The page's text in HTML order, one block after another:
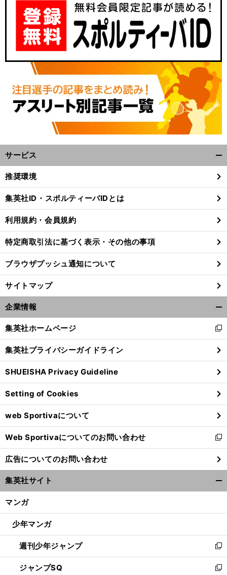
？へ
サービス
閉
る
推奨環境
集英社ID・スポルティーバIDとは
利用規約・会員規約
特定商取引法に基づく表示・その他の事項
ブラウザプッシュ通知について
サイトマップ
企業情報
閉
る
集英社ホームページ
新
し
い
ウ
ィ
ン
ド
ウ
で
開
く
集英社プライバシーガイドライン
SHUEISHA Privacy Guideline
Setting of Cookies
web Sportivaについて
Web Sportivaについてのお問い合わせ
新
し
い
ウ
ィ
ン
ウ
開
く
広告についてのお問い合わせ
集英社サイト
マンガ
少年マンガ
週刊少年ジャンプ
新
し
い
ジャンプSQ
新